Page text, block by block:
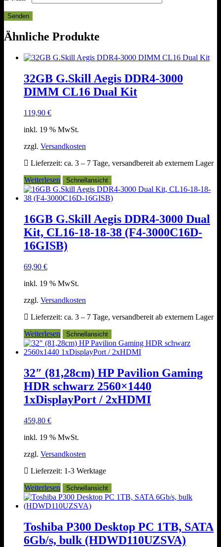
Ähnliche Produkte
32GB G.Skill Aegis DDR4-3000
DIMM CL16 Dual Kit
119,90 €
inkl. 19 % MwSt.
zzgl. Versandkosten
Lieferzeit: ca. 3 – 7 Tage, versandbereit ab externem Lager
Weiterlesen
Schnellansicht
16GB G.Skill Aegis DDR4-3000 Dual
Kit, CL16-18-18-38 (F4-3000C16D-
16GISB)
69,90 €
inkl. 19 % MwSt.
zzgl. Versandkosten
Lieferzeit: ca. 3 – 7 Tage, versandbereit ab externem Lager
Weiterlesen
Schnellansicht
32″ (81,28cm) HP Pavilion Gaming
HDR schwarz 2560×1440
1xDisplayPort / 2xHDMI
459,80 €
inkl. 19 % MwSt.
zzgl. Versandkosten
Lieferzeit: 1-3 Werktage
Weiterlesen
Schnellansicht
Toshiba P300 Desktop PC 1TB, SATA
6Gb/s, bulk (HDWD110UZSVA)